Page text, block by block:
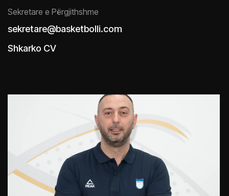
Sekretare e Përgjithshme
sekretare@basketbolli.com
Shkarko CV